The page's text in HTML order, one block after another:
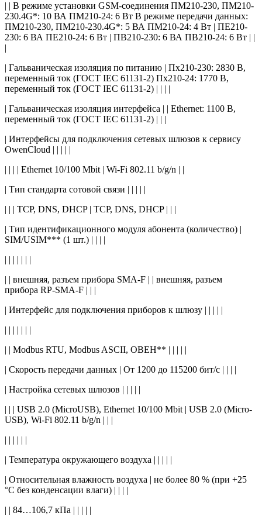
| | В режиме установки GSM-соединения ПМ210-230, ПМ210-
230.4G*: 10 ВА ПМ210-24: 6 Вт В режиме передачи данных:
ПМ210-230, ПМ210-230.4G*: 5 ВА ПМ210-24: 4 Вт | ПЕ210-
230: 6 ВА ПЕ210-24: 6 Вт | ПВ210-230: 6 ВА ПВ210-24: 6 Вт | |
|
| Гальваническая изоляция по питанию | Пх210-230: 2830 В,
переменный ток (ГОСТ IEC 61131-2) Пх210-24: 1770 В,
переменный ток (ГОСТ IEC 61131-2) | | | |
| Гальваническая изоляция интерфейса | | Ethernet: 1100 В,
переменный ток (ГОСТ IEC 61131-2) | | |
| Интерфейсы для подключения сетевых шлюзов к сервису
OwenCloud | | | | |
| | | | Ethernet 10/100 Mbit | Wi-Fi 802.11 b/g/n | |
| Тип стандарта сотовой связи | | | | |
| | | TCP, DNS, DHCP | TCP, DNS, DHCP | | |
| Тип идентификационного модуля абонента (количество) |
SIM/USIM*** (1 шт.) | | | |
| | | | | | |
| | внешняя, разъем прибора SMA-F | | внешняя, разъем
прибора RP-SMA-F | | |
| Интерфейс для подключения приборов к шлюзу | | | | |
| | | | | | |
| | Modbus RTU, Modbus ASCII, ОВЕН** | | | | |
| Скорость передачи данных | От 1200 до 115200 бит/с | | | |
| Настройка сетевых шлюзов | | | | |
| | | USB 2.0 (MicroUSB), Ethernet 10/100 Mbit | USB 2.0 (Micro-
USB), Wi-Fi 802.11 b/g/n | | |
| | | | | |
| Температура окружающего воздуха | | | | |
| Относительная влажность воздуха | не более 80 % (при +25
°С без конденсации влаги) | | | |
| | 84…106,7 кПа | | | | |